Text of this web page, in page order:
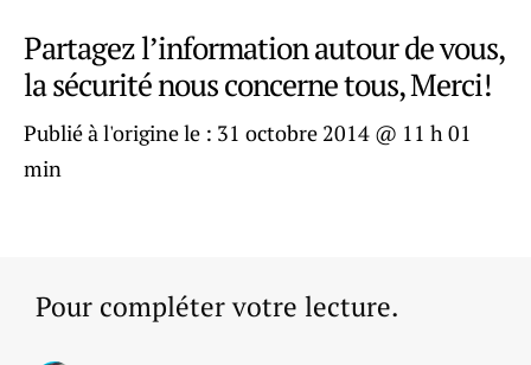
Partagez l’information autour de vous,
la sécurité nous concerne tous, Merci!
Publié à l'origine le : 31 octobre 2014 @ 11 h 01
min
Pour compléter votre lecture.